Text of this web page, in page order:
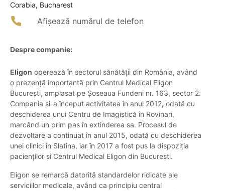
Corabia, Bucharest
Afișează numărul de telefon
Despre companie:
Eligon operează în sectorul sănătății din România, având
o prezență importantă prin Centrul Medical Eligon
București, amplasat pe Șoseaua Fundeni nr. 163, sector 2.
Compania și-a început activitatea în anul 2012, odată cu
deschiderea unui Centru de Imagistică în Rovinari,
marcând un prim pas în extinderea sa. Procesul de
dezvoltare a continuat în anul 2015, odată cu deschiderea
unei clinici în Slatina, iar în 2017 a fost pus la dispoziția
pacienților și Centrul Medical Eligon din București.
Eligon se remarcă datorită standardelor ridicate ale
serviciilor medicale, având ca principiu central